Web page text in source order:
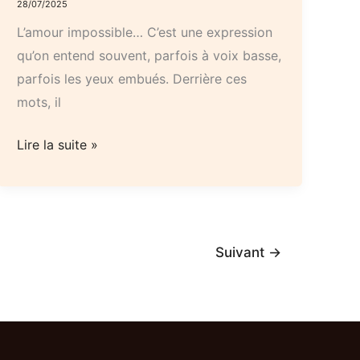
votre
personnalité
28/07/2025
L’amour impossible… C’est une expression
qu’on entend souvent, parfois à voix basse,
parfois les yeux embués. Derrière ces
mots, il
Samson,
impossible
Lire la suite »
Suivant →